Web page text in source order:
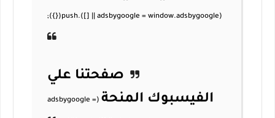
صفحتنا علي
الفيسبوك المنحة